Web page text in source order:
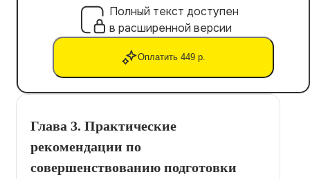
Полный текст доступен
в расширенной версии
Оплатить 449 р.
Глава 3. Практические
рекомендации по
совершенствованию подготовки